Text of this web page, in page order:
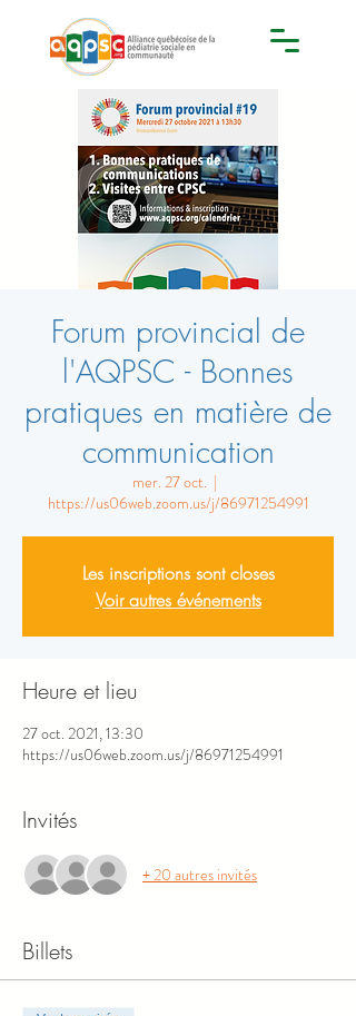
Forum provincial de
l'AQPSC - Bonnes
pratiques en matière de
communication
mer. 27 oct.
  |
https://us06web.zoom.us/j/86971254991
Les inscriptions sont closes
Voir autres événements
Heure et lieu
27 oct. 2021, 13:30
https://us06web.zoom.us/j/86971254991
Invités
+ 20 autres invités
Billets